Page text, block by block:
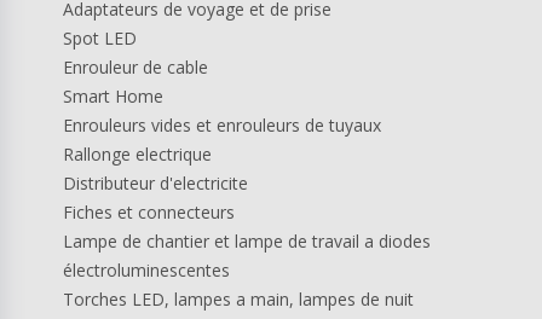
Adaptateurs de voyage et de prise
Spot LED
Enrouleur de cable
Smart Home
Enrouleurs vides et enrouleurs de tuyaux
Rallonge electrique
Distributeur d'electricite
Fiches et connecteurs
Lampe de chantier et lampe de travail a diodes
électroluminescentes
Torches LED, lampes a main, lampes de nuit